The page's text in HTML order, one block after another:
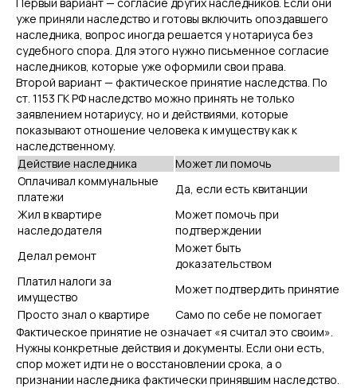
уже приняли наследство и готовы включить опоздавшего
наследника, вопрос иногда решается у нотариуса без
судебного спора. Для этого нужно письменное согласие
наследников, которые уже оформили свои права.
Второй вариант — фактическое принятие наследства. По
ст. 1153 ГК РФ наследство можно принять не только
заявлением нотариусу, но и действиями, которые
показывают отношение человека к имуществу как к
наследственному.
Действие наследника
Может ли помочь
Оплачивал коммунальные
платежи
Да, если есть квитанции
Жил в квартире
наследодателя
Может помочь при
подтверждении
Делал ремонт
Может быть
доказательством
Платил налоги за
имущество
Может подтвердить принятие
Просто знал о квартире
Само по себе не помогает
Фактическое принятие не означает «я считал это своим».
Нужны конкретные действия и документы. Если они есть,
спор может идти не о восстановлении срока, а о
признании наследника фактически принявшим наследство.